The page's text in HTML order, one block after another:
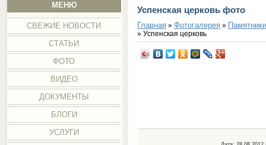
МЕНЮ
СВЕЖИЕ НОВОСТИ
СТАТЬИ
ФОТО
ВИДЕО
ДОКУМЕНТЫ
БЛОГИ
УСЛУГИ
Успенская церковь фото
Главная» Фотогалерея»
» Успенская церковь